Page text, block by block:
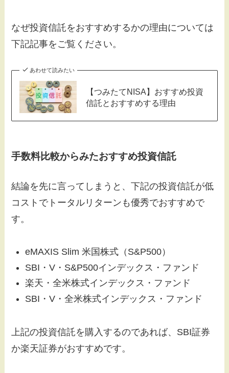
なぜ投資信託をおすすめするかの理由については
下記記事をご覧ください。
あわせて読みたい
【つみたてNISA】おすすめ投資
信託とおすすめする理由
手数料比較からみたおすすめ投資信託
結論を先に言ってしまうと、下記の投資信託が低
コストでトータルリターンも優秀でおすすめで
す。
eMAXIS Slim 米国株式（S&P500）
SBI・V・S&P500インデックス・ファンド
楽天・全米株式インデックス・ファンド
SBI・V・全米株式インデックス・ファンド
上記の投資信託を購入するのであれば、SBI証券
か楽天証券がおすすめです。